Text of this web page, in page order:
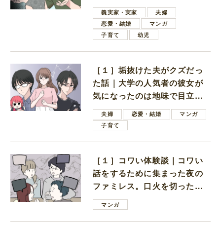
しいと言ってきた
義実家・実家
夫婦
恋愛・結婚
マンガ
子育て
幼児
［１］垢抜けた夫がクズだっ
た話｜大学の人気者の彼女が
気になったのは地味で目立た
ない男子学生
夫婦 恋愛・結婚
マンガ
子育て
［１］コワい体験談｜コワい
話をするために集まった夜の
ファミレス。口火を切ったの
は電車好きの男の子ママ
マンガ